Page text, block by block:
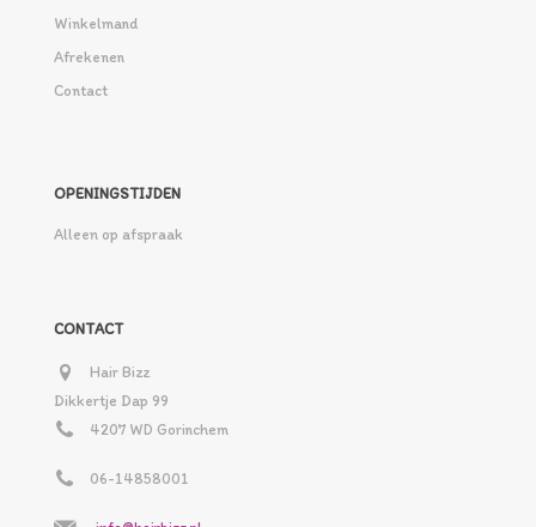
Winkelmand
Afrekenen
Contact
OPENINGSTIJDEN
Alleen op afspraak
CONTACT
Hair Bizz
Dikkertje Dap 99
4207 WD Gorinchem
06-14858001